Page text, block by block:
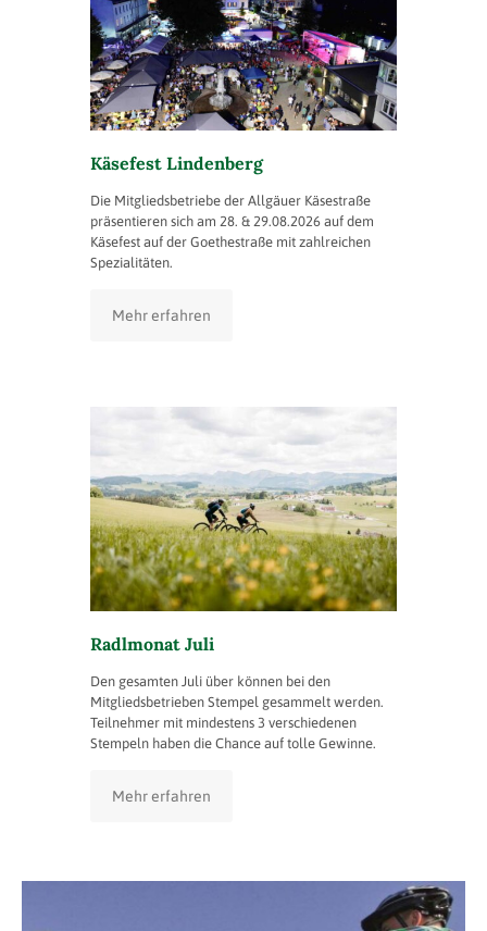
Käsefest Lindenberg
Die Mitgliedsbetriebe der Allgäuer Käsestraße
präsentieren sich am 28. & 29.08.2026 auf dem
Käsefest auf der Goethestraße mit zahlreichen
Spezialitäten.
Mehr erfahren
Radlmonat Juli
Den gesamten Juli über können bei den
Mitgliedsbetrieben Stempel gesammelt werden.
Teilnehmer mit mindestens 3 verschiedenen
Stempeln haben die Chance auf tolle Gewinne.
Mehr erfahren